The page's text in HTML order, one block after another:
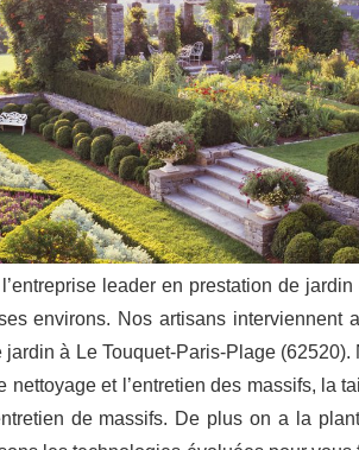
leader en prestation de
environs. Nos artisans interviennent
jardin à Le Touquet-Paris-Plage
nettoyage et l’entretien des massifs, la
de massifs. De plus on a la